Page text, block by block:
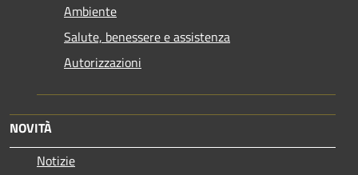
Ambiente
Salute, benessere e assistenza
Autorizzazioni
NOVITÀ
Notizie